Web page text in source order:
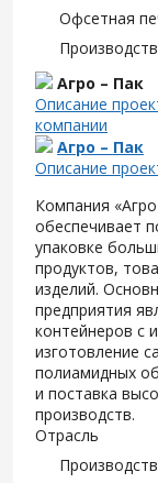
Офсетная
Агро – Пак
Описание
компании
Агро – Пак
Описание
Компания
обеспечивает
упаковке
продуктов,
изделий.
предприятия
контейнеров с
изготовление
полиамидных
и поставка
производств.
Отрасль